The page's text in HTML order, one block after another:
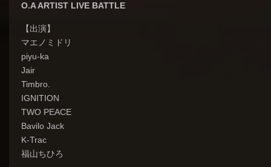
O.A ARTIST LIVE BATTLE
【出演】
マエノミドリ
piyu-ka
Jair
Timbro.
IGNITION
TWO PEACE
Bavilo Jack
K-Trac
福山ちひろ